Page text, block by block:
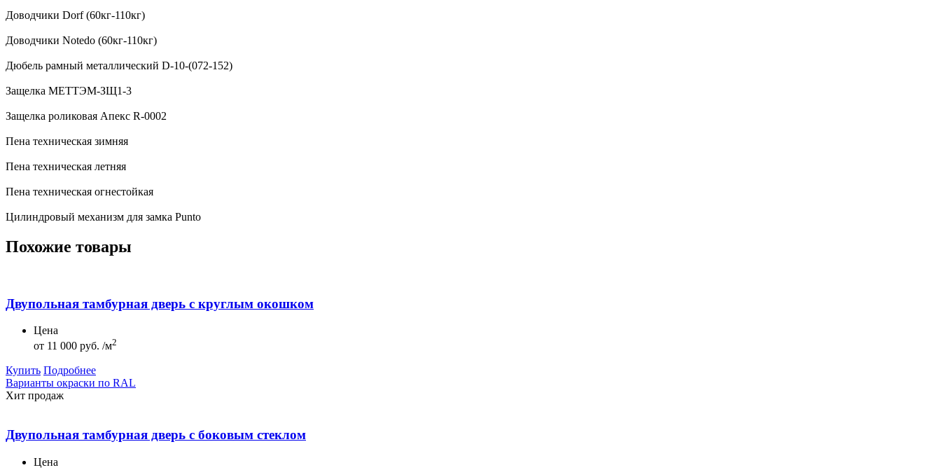
Доводчики Dorf (60кг-110кг)
Доводчики Notedo (60кг-110кг)
Дюбель рамный металлический D-10-(072-152)
Защелка МЕТТЭМ-ЗЩ1-3
Защелка роликовая Апекс R-0002
Пена техническая зимняя
Пена техническая летняя
Пена техническая огнестойкая
Цилиндровый механизм для замка Punto
Похожие товары
Двупольная тамбурная дверь с круглым окошком
Цена
от 11 000 руб. /м2
Купить Подробнее
Варианты окраски по RAL
Хит продаж
Двупольная тамбурная дверь с боковым стеклом
Цена